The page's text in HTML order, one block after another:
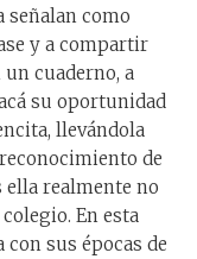
señalan como
y a compartir
cuaderno, a
su oportunidad
llevándola
de
ella realmente no
En esta
sus épocas de